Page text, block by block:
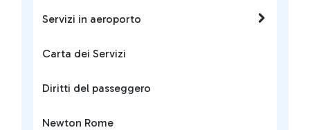
Servizi in aeroporto
Carta dei Servizi
Diritti del passeggero
Newton Rome